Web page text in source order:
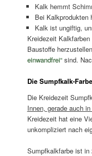
Kalk hemmt
Bei Kalkprodukten
Kalk ist ungiftig,
Kreidezeit
Baustoffe
einwandfrei“sind.
Die Sumpfkalk-
Die Kreidezeit
Innen, gerade auch
Kreidezeit hat eine
unkompliziert nach
Sumpfkalkfarbe ist in